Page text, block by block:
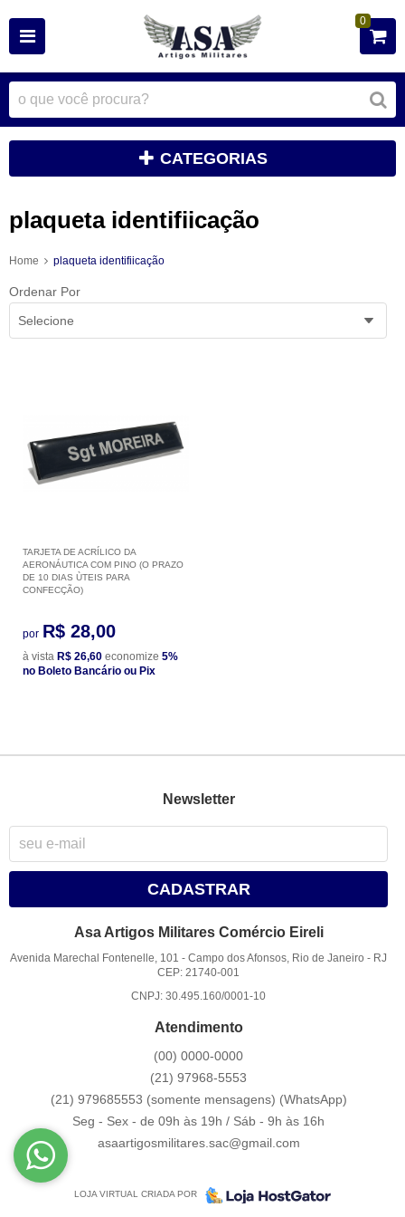
0
CATEGORIAS
plaqueta identifiicação
Home plaqueta identifiicação
Ordenar Por
Selecione
TARJETA DE ACRÍLICO DA
AERONÁUTICA COM PINO (O PRAZO
DE 10 DIAS ÙTEIS PARA
CONFECÇÃO)
por R$ 28,00
à vista R$ 26,60 economize 5%
no Boleto Bancário ou Pix
Newsletter
CADASTRAR
Asa Artigos Militares Comércio Eireli
Avenida Marechal Fontenelle, 101 -Campo dos Afonsos, Rio de Janeiro - RJ
CEP: 21740-001
CNPJ: 30.495.160/0001-10
Atendimento
(00) 0000-0000
(21) 97968-5553
(21) 979685553 (somente mensagens) (WhatsApp)
Seg - Sex - de 09h às 19h / Sáb - 9h às 16h
asaartigosmilitares.sac@gmail.com
LOJA VIRTUAL CRIADA POR